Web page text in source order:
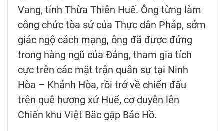
Vang, tỉnh Thừa Thiên Huế. Ông từng làm
công chức tòa sứ của Thực dân Pháp, sớm
giác ngộ cách mạng, ông đã được đứng
trong hàng ngũ của Đảng, tham gia tích
cực trên các mặt trận quân sự tại Ninh
Hòa – Khánh Hòa, rồi trở về chiến đấu
trên quê hương xứ Huế, cơ duyên lên
Chiến khu Việt Bắc gặp Bác Hồ.